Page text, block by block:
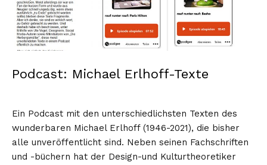
Podcast: Michael Erlhoff-Texte
Ein Podcast mit den unterschiedlichsten Texten des
wunderbaren Michael Erlhoff (1946-2021), die bisher
alle unveröffentlicht sind. Neben seinen Fachschriften
und -büchern hat der Design-und Kulturtheoretiker